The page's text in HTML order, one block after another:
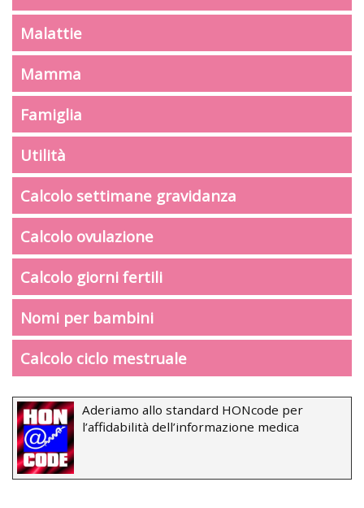
Malattie
Mamma
Famiglia
Utilità
Calcolo settimane gravidanza
Calcolo ovulazione
Calcolo giorni fertili
Nomi per bambini
Calcolo ciclo mestruale
Aderiamo allo standard HONcode per
l’affidabilità dell’informazione medica